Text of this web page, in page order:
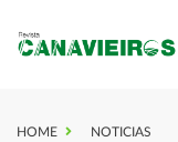
HOME NOTICIAS